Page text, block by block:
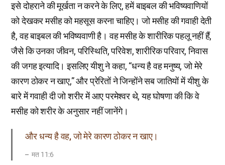
इसे दोहराने की मूर्खता न करने के लिए, हमें बाइबल की भविष्यवाणियों
को देखकर मसीह को महसूस करना चाहिए। जो मसीह की गवाही देती
है, वह बाइबल की भविष्यवाणी है। वह मसीह के शारीरिक पहलू नहीं हैं,
जैसे कि उनका जीवन, परिस्थिति, परिवेश, शारीरिक परिवार, निवास
की जगह इत्यादि। इसलिए यीशु ने कहा, “धन्य है वह मनुष्य, जो मेरे
कारण ठोकर न खाए,” और प्रेरितों ने जिन्होंने सब जातियों में यीशु के
बारे में गवाही दी जो शरीर में आए परमेश्वर थे, यह घोषणा की कि वे
मसीह को शरीर के अनुसार नहीं जानेंगे।
और धन्य है वह, जो मेरे कारण ठोकर न खाए।
मत 11:6